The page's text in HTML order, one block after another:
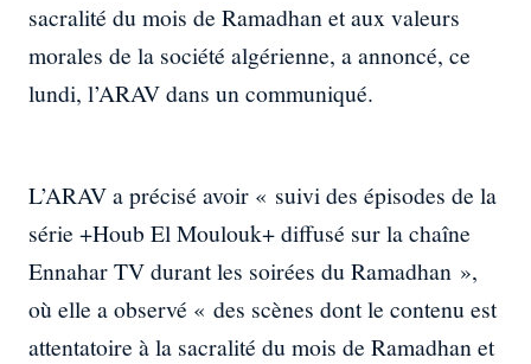
sacralité du mois de Ramadhan et aux valeurs
morales de la société algérienne, a annoncé, ce
lundi, l’ARAV dans un communiqué.
L’ARAV a précisé avoir « suivi des épisodes de la
série +Houb El Moulouk+ diffusé sur la chaîne
Ennahar TV durant les soirées du Ramadhan »,
où elle a observé « des scènes dont le contenu est
attentatoire à la sacralité du mois de Ramadhan et